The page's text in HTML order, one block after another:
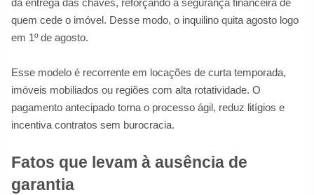
da entrega das chaves, reforçando a segurança financeira de
quem cede o imóvel. Desse modo, o inquilino quita agosto logo
em 1º de agosto.
Esse modelo é recorrente em locações de curta temporada,
imóveis mobiliados ou regiões com alta rotatividade. O
pagamento antecipado torna o processo ágil, reduz litígios e
incentiva contratos sem burocracia.
Fatos que levam à ausência de
garantia